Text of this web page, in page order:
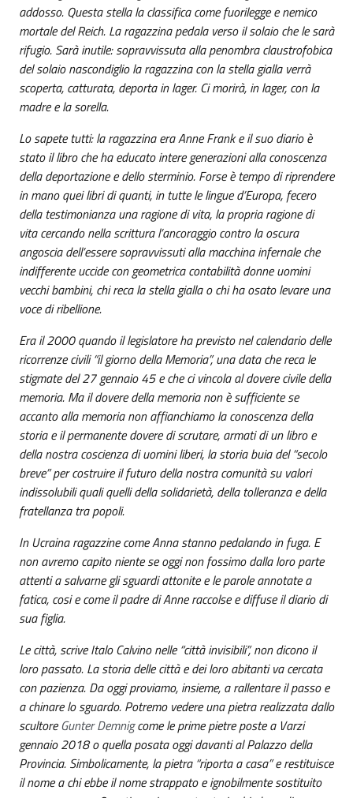
addosso. Questa stella la classifica come fuorilegge e nemico
mortale del Reich. La ragazzina pedala verso il solaio che le sarà
rifugio. Sarà inutile: sopravvissuta alla penombra claustrofobica
del solaio nascondiglio la ragazzina con la stella gialla verrà
scoperta, catturata, deporta in lager. Ci morirà, in lager, con la
madre e la sorella.
Lo sapete tutti: la ragazzina era Anne Frank e il suo diario è
stato il libro che ha educato intere generazioni alla conoscenza
della deportazione e dello sterminio. Forse è tempo di riprendere
in mano quei libri di quanti, in tutte le lingue d’Europa, fecero
della testimonianza una ragione di vita, la propria ragione di
vita cercando nella scrittura l’ancoraggio contro la oscura
angoscia dell’essere sopravvissuti alla macchina infernale che
indifferente uccide con geometrica contabilità donne uomini
vecchi bambini, chi reca la stella gialla o chi ha osato levare una
voce di ribellione.
Era il 2000 quando il legislatore ha previsto nel calendario delle
ricorrenze civili “il giorno della Memoria”, una data che reca le
stigmate del 27 gennaio 45 e che ci vincola al dovere civile della
memoria. Ma il dovere della memoria non è sufficiente se
accanto alla memoria non affianchiamo la conoscenza della
storia e il permanente dovere di scrutare, armati di un libro e
della nostra coscienza di uomini liberi, la storia buia del “secolo
breve” per costruire il futuro della nostra comunità su valori
indissolubili quali quelli della solidarietà, della tolleranza e della
fratellanza tra popoli.
In Ucraina ragazzine come Anna stanno pedalando in fuga. E
non avremo capito niente se oggi non fossimo dalla loro parte
attenti a salvarne gli sguardi attonite e le parole annotate a
fatica, cosi e come il padre di Anne raccolse e diffuse il diario di
sua figlia.
Le città, scrive Italo Calvino nelle “città invisibili”, non dicono il
loro passato. La storia delle città e dei loro abitanti va cercata
con pazienza. Da oggi proviamo, insieme, a rallentare il passo e
a chinare lo sguardo. Potremo vedere una pietra realizzata dallo
scultoreGunter Demnigcome le prime pietre poste a Varzi
gennaio 2018 o quella posata oggi davanti al Palazzo della
Provincia. Simbolicamente, la pietra “riporta a casa” e restituisce
il nome a chi ebbe il nome strappato e ignobilmente sostituito